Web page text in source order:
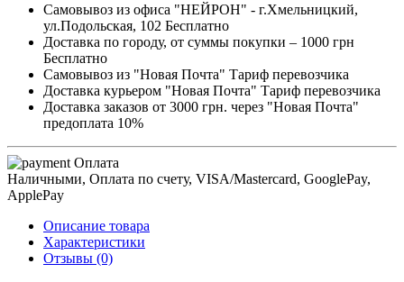
Самовывоз из офиса "НЕЙРОН" - г.Хмельницкий,
ул.Подольская, 102 Бесплатно
Доставка по городу, от суммы покупки – 1000 грн
Бесплатно
Самовывоз из "Новая Почта" Тариф перевозчика
Доставка курьером "Новая Почта" Тариф перевозчика
Доставка заказов от 3000 грн. через "Новая Почта"
предоплата 10%
Оплата
Наличными, Оплата по счету, VISA/Mastercard, GooglePay,
ApplePay
Описание товара
Характеристики
Отзывы (0)